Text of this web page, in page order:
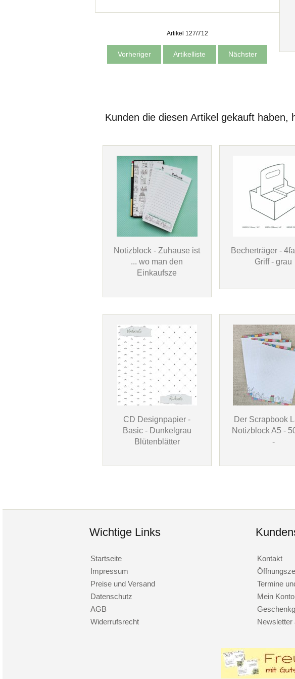
Artikel 127/712
Vorheriger Artikelliste Nächster
Kunden die diesen Artikel gekauft haben,
Notizblock - Zuhause ist
... wo man den
Einkaufsze
Becherträger -
Griff - grau
CD Designpapier -
Basic - Dunkelgrau
Blütenblätter
Der Scrapbook
Notizblock A5 -
-
Wichtige Links
Startseite
Impressum
Preise und Versand
Datenschutz
AGB
Widerrufsrecht
Kontakt
Termine
Mein Konto
Newsletter